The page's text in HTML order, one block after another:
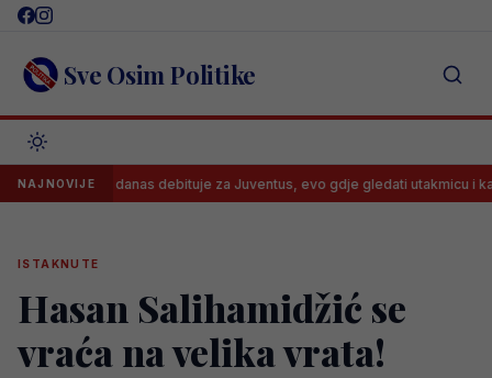
Skip
content Sve Osim Politike
NAJNOVIJE
Kerim danas debituje za Juventus, evo gdje gledati utakmicu i kada
ISTAKNUTE
Hasan Salihamidžić se
vraća na velika vrata!